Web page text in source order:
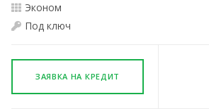
Эконом
Под ключ
ЗАЯВКА НА КРЕДИТ